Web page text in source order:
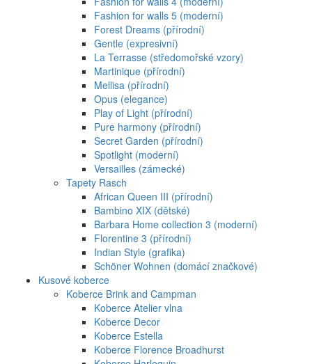
Fashion for walls 5 (moderní)
Forest Dreams (přírodní)
Gentle (expresivní)
La Terrasse (středomořské vzory)
Martinique (přírodní)
Mellisa (přírodní)
Opus (elegance)
Play of Light (přírodní)
Pure harmony (přírodní)
Secret Garden (přírodní)
Spotlight (moderní)
Versailles (zámecké)
Tapety Rasch
African Queen III (přírodní)
Bambino XIX (dětské)
Barbara Home collection 3 (moderní)
Florentine 3 (přírodní)
Indian Style (grafika)
Schöner Wohnen (domácí značkové)
Kusové koberce
Koberce Brink and Campman
Koberce Atelier vlna
Koberce Decor
Koberce Estella
Koberce Florence Broadhurst